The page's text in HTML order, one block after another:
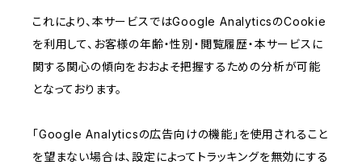
これにより、本サービスではGoogle AnalyticsのCookie
を利用して、お客様の年齢・性別・閲覧履歴・本サービスに
関する関心の傾向をおおよそ把握するための分析が可能
となっております。
「Google Analyticsの広告向けの機能」を使用されること
を望まない場合は、設定によってトラッキングを無効にする